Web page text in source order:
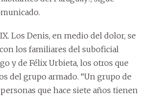
Los Denis, en medio del dolor, se
los familiares del suboficial
y de Félix Urbieta, los otros que
del grupo armado. “Un grupo de
que hace siete años tienen